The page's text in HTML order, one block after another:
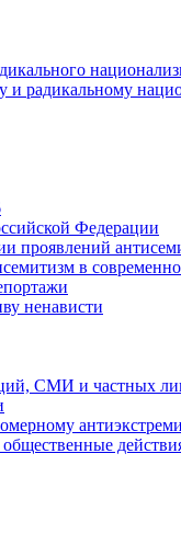
и радикальному
Федерации
проявлений
в
ненависти
СМИ и частных